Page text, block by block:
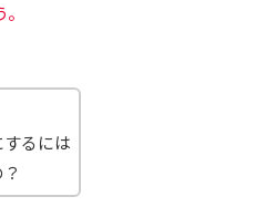
るには